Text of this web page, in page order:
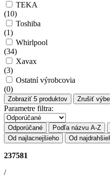
TEKA
(10)
Toshiba
(1)
Whirlpool
(34)
Xavax
(3)
Ostatní výrobcovia
(0)
Zobraziť 5 produktov Zrušiť
Parametre filtra:
Odporúčané Podľa názvu A-Z
Od najlacnejšieho
Od
237581
/